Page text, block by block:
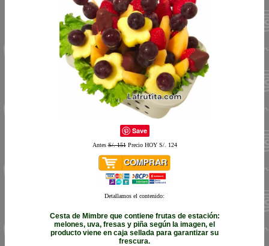
Save
AntesS/. 151Precio HOY S/. 124
Detallamos el contenido:
Cesta de Mimbre que contiene frutas de estación:
melones, uva, fresas y piña según la imagen, el
producto viene en caja sellada para garantizar su
frescura.